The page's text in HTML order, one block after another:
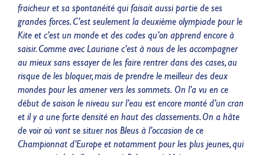
fraicheur et sa spontanéité qui faisait aussi partie de ses
grandes forces. C’est seulement la deuxième olympiade pour le
Kite et c’est un monde et des codes qu’on apprend encore à
saisir. Comme avec Lauriane c’est à nous de les accompagner
au mieux sans essayer de les faire rentrer dans des cases, au
risque de les bloquer, mais de prendre le meilleur des deux
mondes pour les amener vers les sommets. On l’a vu en ce
début de saison le niveau sur l’eau est encore monté d’un cran
et il y a une forte densité en haut des classements. On a hâte
de voir où vont se situer nos Bleus à l’occasion de ce
Championnat d’Europe et notamment pour les plus jeunes, qui